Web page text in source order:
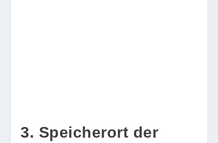
3. Speicherort der